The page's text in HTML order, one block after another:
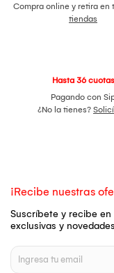
Compra online y retira en
tiendas
Hasta 36 cuotas
Pagando con
¿No la tienes?
¡Recibe nuestras
Suscríbete y recibe
exclusivas y novedades